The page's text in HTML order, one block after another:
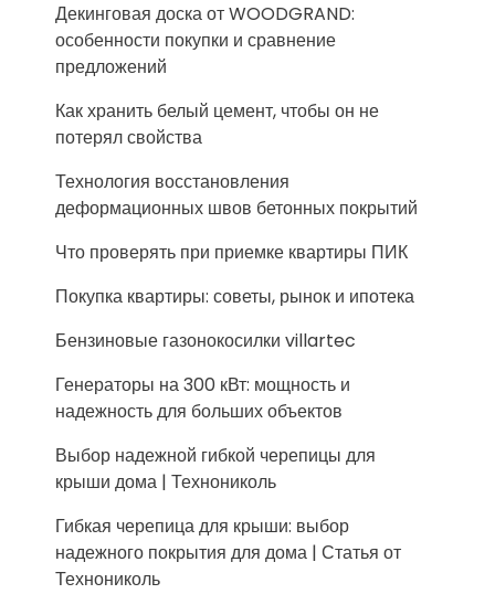
Декинговая доска от WOODGRAND:
особенности покупки и сравнение
предложений
Как хранить белый цемент, чтобы он не
потерял свойства
Технология восстановления
деформационных швов бетонных покрытий
Что проверять при приемке квартиры ПИК
Покупка квартиры: советы, рынок и ипотека
Бензиновые газонокосилки villartec
Генераторы на 300 кВт: мощность и
надежность для больших объектов
Выбор надежной гибкой черепицы для
крыши дома | Технониколь
Гибкая черепица для крыши: выбор
надежного покрытия для дома | Статья от
Технониколь